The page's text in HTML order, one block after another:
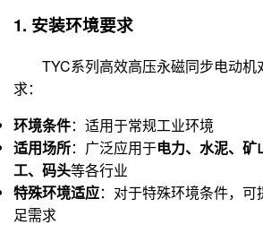
1. 安装环境要求
TYC系列高效高压永磁同步电动
求：
环境条件：适用于常规工业环境
适用场所：广泛应用于电力、水泥、
工、码头等各行业
特殊环境适应：对于特殊环境条件，
足需求